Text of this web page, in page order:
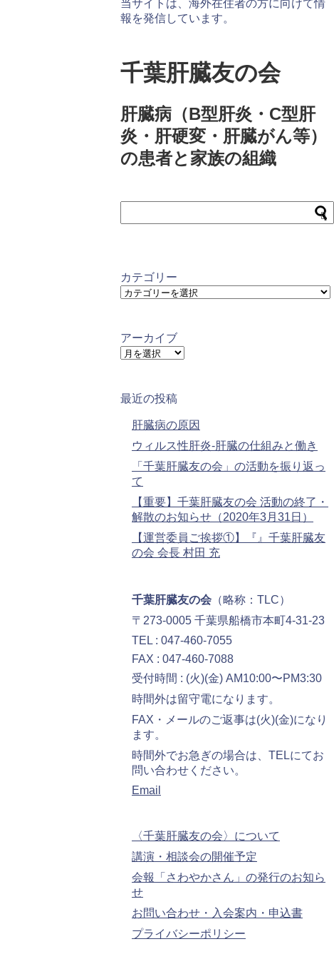
当サイトは、海外在住者の方に向けて情
報を発信しています。
千葉肝臓友の会
肝臓病（B型肝炎・C型肝
炎・肝硬変・肝臓がん等）
の患者と家族の組織
カテゴリー
カ
リ
ー
アーカイブ
ア
イ
最近の投稿
肝臓病の原因
ウィルス性肝炎-肝臓の仕組みと働き
「千葉肝臓友の会」の活動を振り返っ
て
【重要】千葉肝臓友の会 活動の終了・
解散のお知らせ（2020年3月31日）
【運営委員ご挨拶①】『』千葉肝臓友
の会 会長 村田 充
千葉肝臓友の会 （略称：TLC）
〒273-0005 千葉県船橋市本町4-31-23
TEL : 047-460-7055
FAX : 047-460-7088
受付時間 : (火)(金) AM10:00〜PM3:30
時間外は留守電になります。
FAX・メールのご返事は(火)(金)になり
ます。
時間外でお急ぎの場合は、TELにてお
問い合わせください。
Email
〈千葉肝臓友の会〉について
講演・相談会の開催予定
会報「さわやかさん」の発行のお知ら
せ
お問い合わせ・入会案内・申込書
プライバシーポリシー